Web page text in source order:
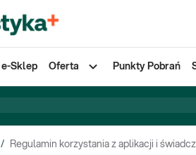
e-Sklep Oferta Punkty Pobrań
/ Regulamin korzystania z aplikacji i